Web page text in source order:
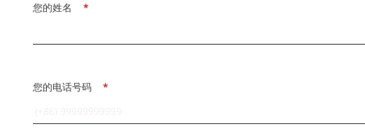
*
您的姓名
*
您的电话号码